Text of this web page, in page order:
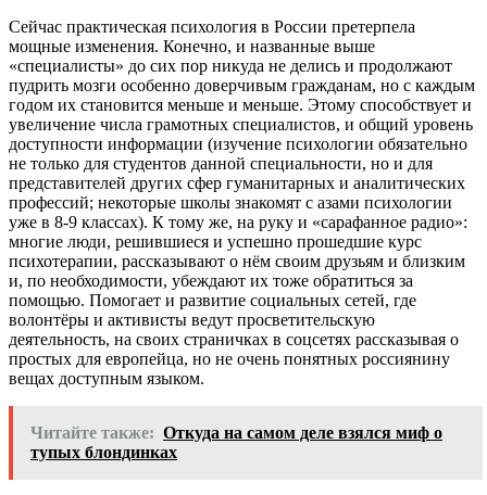
Сейчас практическая психология в России претерпела
мощные изменения. Конечно, и названные выше
«специалисты» до сих пор никуда не делись и продолжают
пудрить мозги особенно доверчивым гражданам, но с каждым
годом их становится меньше и меньше. Этому способствует и
увеличение числа грамотных специалистов, и общий уровень
доступности информации (изучение психологии обязательно
не только для студентов данной специальности, но и для
представителей других сфер гуманитарных и аналитических
профессий; некоторые школы знакомят с азами психологии
уже в 8-9 классах). К тому же, на руку и «сарафанное радио»:
многие люди, решившиеся и успешно прошедшие курс
психотерапии, рассказывают о нём своим друзьям и близким
и, по необходимости, убеждают их тоже обратиться за
помощью. Помогает и развитие социальных сетей, где
волонтёры и активисты ведут просветительскую
деятельность, на своих страничках в соцсетях рассказывая о
простых для европейца, но не очень понятных россиянину
вещах доступным языком.
Читайте также: Откуда на самом деле взялся миф о
тупых блондинках